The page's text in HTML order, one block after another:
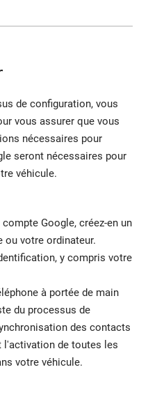
de configuration, vous
vous assurer que vous
nécessaires pour
seront nécessaires pour
véhicule.
Google, créez-en un
ou votre ordinateur.
y compris votre
à portée de main
du processus de
des contacts
l'activation de toutes les
votre véhicule.